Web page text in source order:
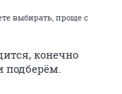
выбирать, проще с
конечно
подберём.